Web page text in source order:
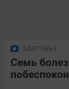
ЗДОРОВЬЕ
Семь